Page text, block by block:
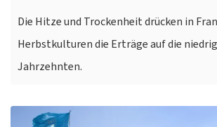
Die Hitze und Trockenheit drücken in
Herbstkulturen die Erträge auf die
Jahrzehnten.